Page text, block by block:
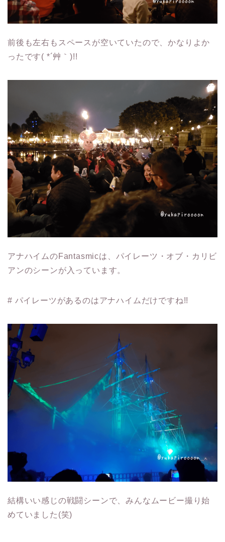
前後も左右もスペースが空いていたので、かなりよか
ったです( *´艸｀)!!
アナハイムのFantasmicは、パイレーツ・オブ・カリビ
アンのシーンが入っています。
# パイレーツがあるのはアナハイムだけですね!!
結構いい感じの戦闘シーンで、みんなムービー撮り始
めていました(笑)